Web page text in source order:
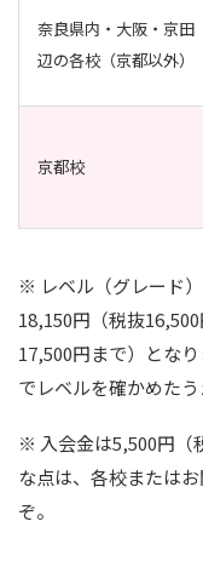
奈良県内・大阪・京田
辺の各校（京都以外）
京都校
※ レベル（グレード
18,150円（税抜
17,500円まで）とな
でレベルを確かめたう
※ 入会金は5,500円（
な点は、各校または
ぞ。